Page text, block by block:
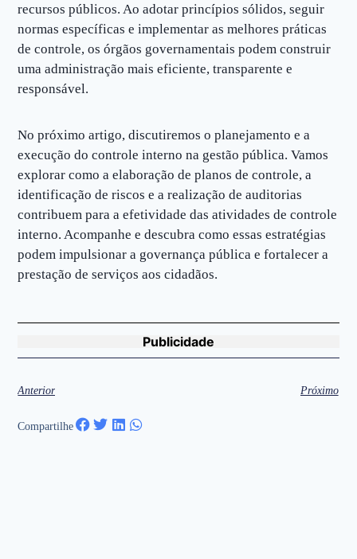
recursos públicos. Ao adotar princípios sólidos, seguir
normas específicas e implementar as melhores práticas
de controle, os órgãos governamentais podem construir
uma administração mais eficiente, transparente e
responsável.
No próximo artigo, discutiremos o planejamento e a
execução do controle interno na gestão pública. Vamos
explorar como a elaboração de planos de controle, a
identificação de riscos e a realização de auditorias
contribuem para a efetividade das atividades de controle
interno. Acompanhe e descubra como essas estratégias
podem impulsionar a governança pública e fortalecer a
prestação de serviços aos cidadãos.
Publicidade
Anterior Próximo
Compartilhe